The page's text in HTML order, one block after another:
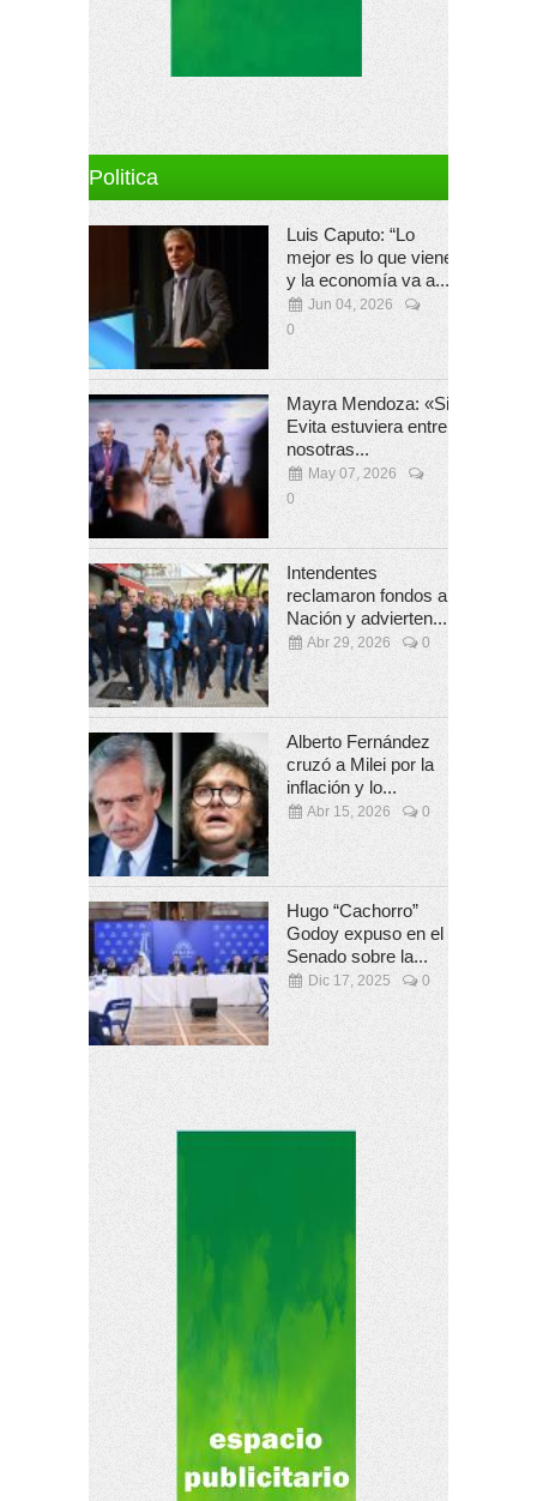
Politica
Luis Caputo: “Lo
mejor es lo que viene
y la economía va a...
Jun 04, 2026
0
Mayra Mendoza: «Si
Evita estuviera entre
nosotras...
May 07, 2026
0
Intendentes
reclamaron fondos a
Nación y advierten...
Abr 29, 2026 0
Alberto Fernández
cruzó a Milei por la
inflación y lo...
Abr 15, 2026 0
Hugo “Cachorro”
Godoy expuso en el
Senado sobre la...
Dic 17, 2025 0